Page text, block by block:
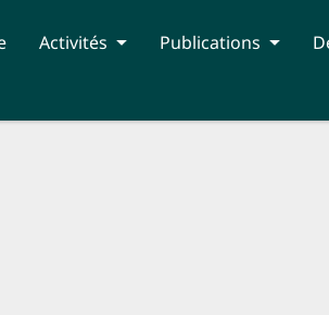
Activités Publications